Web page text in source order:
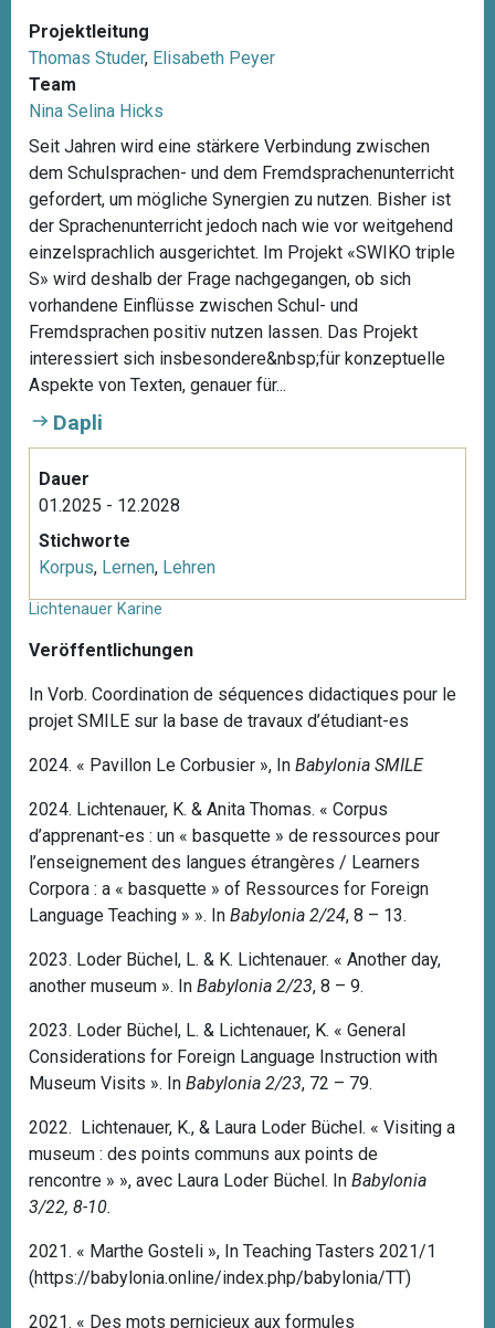
Projektleitung
Thomas Studer, Elisabeth Peyer
Team
Nina Selina Hicks
Seit Jahren wird eine stärkere Verbindung zwischen
dem Schulsprachen- und dem Fremdsprachenunterricht
gefordert, um mögliche Synergien zu nutzen. Bisher ist
der Sprachenunterricht jedoch nach wie vor weitgehend
einzelsprachlich ausgerichtet. Im Projekt «SWIKO triple
S» wird deshalb der Frage nachgegangen, ob sich
vorhandene Einflüsse zwischen Schul- und
Fremdsprachen positiv nutzen lassen. Das Projekt
interessiert sich insbesondere&nbsp;für konzeptuelle
Aspekte von Texten, genauer für...
Dapli
Dauer
01.2025 - 12.2028
Stichworte
Korpus, Lernen, Lehren
Lichtenauer Karine
Veröffentlichungen
In Vorb. Coordination de séquences didactiques pour le
projet SMILE sur la base de travaux d’étudiant-es
2024. « Pavillon Le Corbusier », In Babylonia SMILE
2024. Lichtenauer, K. & Anita Thomas. « Corpus
d’apprenant-es : un « basquette » de ressources pour
l’enseignement des langues étrangères / Learners
Corpora : a « basquette » of Ressources for Foreign
Language Teaching » ». In Babylonia 2/24, 8 – 13.
2023. Loder Büchel, L. & K. Lichtenauer. « Another day,
another museum ». In Babylonia 2/23, 8 – 9.
2023. Loder Büchel, L. & Lichtenauer, K. « General
Considerations for Foreign Language Instruction with
Museum Visits ». In Babylonia 2/23, 72 – 79.
2022. Lichtenauer, K., & Laura Loder Büchel. « Visiting a
museum : des points communs aux points de
rencontre » », avec Laura Loder Büchel. In Babylonia
3/22, 8-10.
2021. « Marthe Gosteli », In Teaching Tasters 2021/1
(https://babylonia.online/index.php/babylonia/TT)
2021. « Des mots pernicieux aux formules